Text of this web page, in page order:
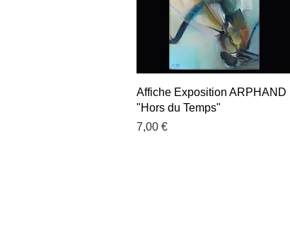
Aperçu rapide
Affiche Exposition ARPHAND
"Hors du Temps"
Prix
7,00 €